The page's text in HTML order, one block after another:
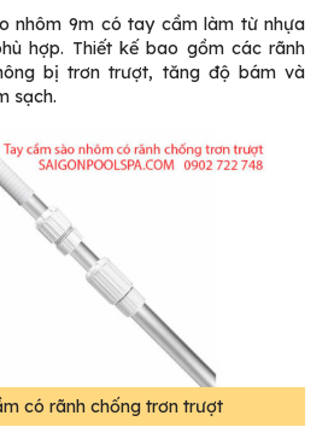
nhôm 9m có tay cầm làm từ nhựa
hợp. Thiết kế bao gồm các rãnh
bị trơn trượt, tăng độ bám và
sạch.
có rãnh chống trơn trượt